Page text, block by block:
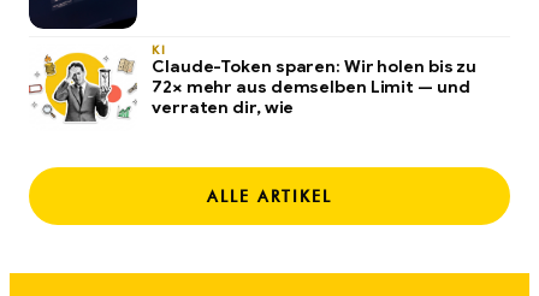
KI
Claude-Token sparen: Wir holen bis zu
72× mehr aus demselben Limit — und
verraten dir, wie
ALLE ARTIKEL